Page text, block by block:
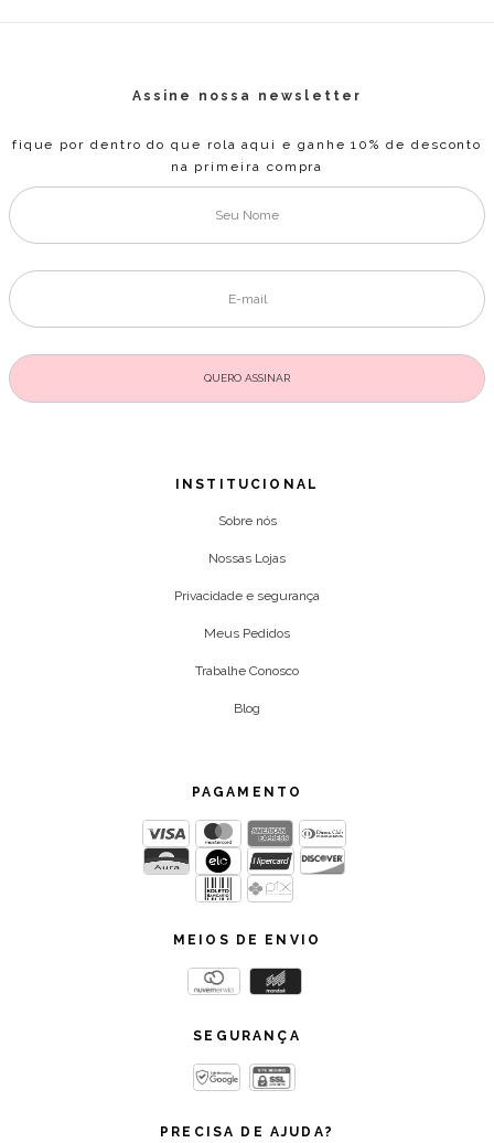
Assine nossa newsletter
fique por dentro do que rola aqui e ganhe 10% de desconto
na primeira compra
INSTITUCIONAL
Sobre nós
Nossas Lojas
Privacidade e segurança
Meus Pedidos
Trabalhe Conosco
Blog
PAGAMENTO
MEIOS DE ENVIO
SEGURANÇA
PRECISA DE AJUDA?